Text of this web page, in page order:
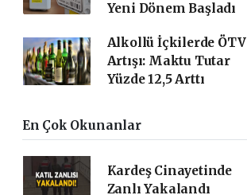
Yeni Dönem Başladı
Alkollü İçkilerde ÖTV
Artışı: Maktu Tutar
Yüzde 12,5 Arttı
En Çok Okunanlar
Kardeş Cinayetinde
Zanlı Yakalandı